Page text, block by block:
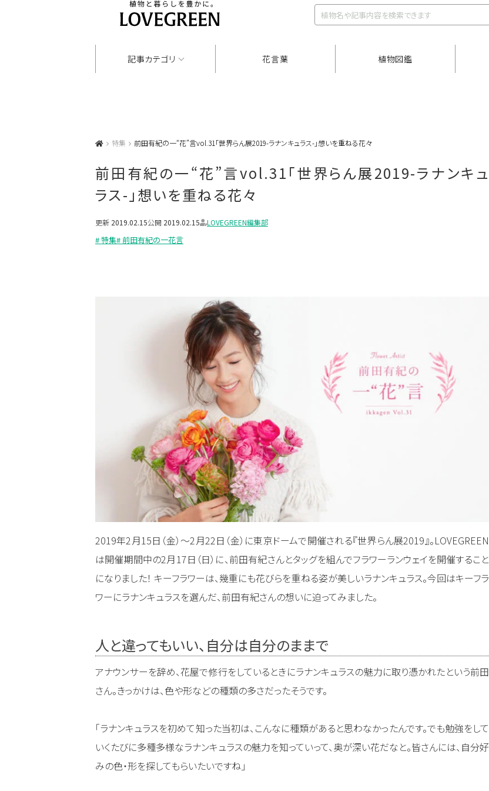
記事カテゴリ 花言葉 植物図鑑
特集 前田有紀の一“花”言vol.31「世界らん展2019-ラナンキュラス-」想いを重ねる花々
前田有紀の一“花”言vol.31「世界らん展2019-ラナンキュ
ラス-」想いを重ねる花々
更新 2019.02.15公開 2019.02.15 LOVEGREEN編集部
# 特集# 前田有紀の一花言
2019年2月15日（金）〜2月22日（金）に東京ドームで開催される『世界らん展2019』。LOVEGREEN
は開催期間中の2月17日（日）に、前田有紀さんとタッグを組んでフラワーランウェイを開催すること
になりました！ キーフラワーは、幾重にも花びらを重ねる姿が美しいラナンキュラス。今回はキーフラ
ワーにラナンキュラスを選んだ、前田有紀さんの想いに迫ってみました。
人と違ってもいい、自分は自分のままで
アナウンサーを辞め、花屋で修行をしているときにラナンキュラスの魅力に取り憑かれたという前田
さん。きっかけは、色や形などの種類の多さだったそうです。
「ラナンキュラスを初めて知った当初は、こんなに種類があると思わなかったんです。でも勉強をして
いくたびに多種多様なラナンキュラスの魅力を知っていって、奥が深い花だなと。皆さんには、自分好
みの色・形を探してもらいたいですね」